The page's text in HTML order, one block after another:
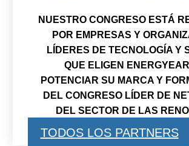
NUESTRO CONGRESO ESTÁ
POR EMPRESAS Y
LÍDERES DE TECNOLOGÍA Y
QUE ELIGEN
POTENCIAR SU MARCA Y
DEL CONGRESO LÍDER DE
DEL SECTOR DE LAS
TODOS LOS PARTNERS